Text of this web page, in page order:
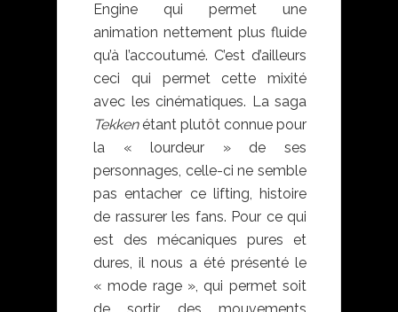
Engine qui permet une
animation nettement plus fluide
qu’à l’accoutumé. C’est d’ailleurs
ceci qui permet cette mixité
avec les cinématiques. La saga
Tekkenétant plutôt connue pour
la « lourdeur » de ses
personnages, celle-ci ne semble
pas entacher ce lifting, histoire
de rassurer les fans. Pour ce qui
est des mécaniques pures et
dures, il nous a été présenté le
« mode rage », qui permet soit